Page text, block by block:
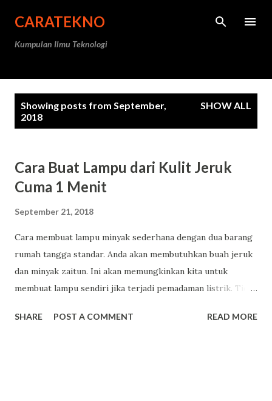
Skip to main content
CARATEKNO
Kumpulan Ilmu Teknologi
Showing posts from September,
2018
SHOW ALL
Cara Buat Lampu dari Kulit Jeruk
Cuma 1 Menit
September 21, 2018
Cara membuat lampu minyak sederhana dengan dua barang
rumah tangga standar. Anda akan membutuhkan buah jeruk
dan minyak zaitun. Ini akan memungkinkan kita untuk
membuat lampu sendiri jika terjadi pemadaman listrik. Tidak
Kami akan menunjukkan kepada Anda bagaimana batang
SHARE POST A COMMENT READ MORE